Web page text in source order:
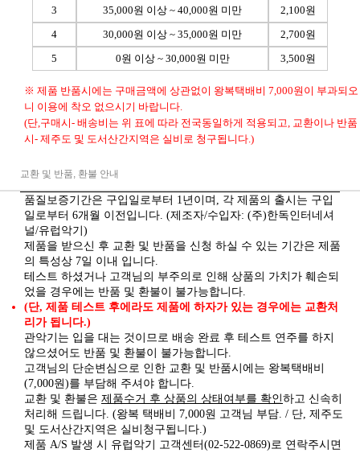
3
35,000원 이상 ~ 40,000원 미만
2,100원
4
30,000원 이상 ~ 35,000원 미만
2,700원
5
0원 이상 ~ 30,000원 미만 3,500원
※ 제품 반품시에는 구매금액에 상관없이 왕복택배비 7,000원이 부과되오
니 이용에 착오 없으시기 바랍니다.
(단,구매시- 배송비는 위 표에 따라 전국동일하게 적용되고, 교환이나 반품
시- 제주도 및 도서산간지역은 실비로 청구됩니다.)
교환 및 반품, 환불 안내
품질보증기간은 구입일로부터 1년이며, 각 제품의 출시는 구입
일로부터 6개월 이전입니다. (제조자/수입자: (주)한독인터네셔
널/유럽악기)
제품을 받으신 후 교환 및 반품을 신청 하실 수 있는 기간은 제품
의 특성상 7일 이내 입니다.
테스트 하셨거나 고객님의 부주의로 인해 상품의 가치가 훼손되
었을 경우에는 반품 및 환불이 불가능합니다.
(단, 제품 테스트 후에라도 제품에 하자가 있는 경우에는 교환처
리가 됩니다.)
관악기는 입을 대는 것이므로 배송 완료 후 테스트 연주를 하지
않으셨어도 반품 및 환불이 불가능합니다.
고객님의 단순변심으로 인한 교환 및 반품시에는 왕복택배비
(7,000원)를 부담해 주셔야 합니다.
교환 및 환불은 제품수거 후 상품의 상태여부를 확인하고 신속히
처리해 드립니다. (왕복 택배비 7,000원 고객님 부담. / 단, 제주도
및 도서산간지역은 실비청구됩니다.)
제품 A/S 발생 시 유럽악기 고객센터(02-522-0869)로 연락주시면